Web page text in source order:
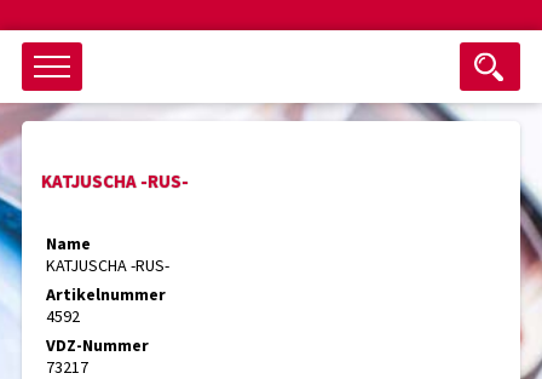
Objektsuche
als ganzes Wort suchen
nur Titel im Angebot
KATJUSCHA -RUS-
Name
KATJUSCHA -RUS-
Artikelnummer
4592
VDZ-Nummer
73217